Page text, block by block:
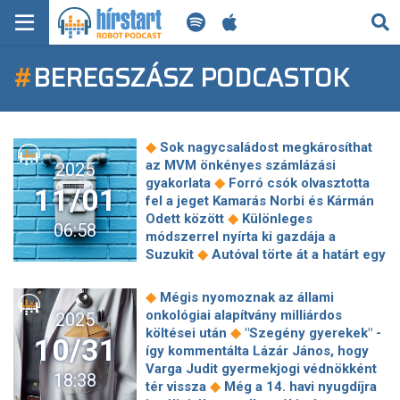
KERESÉS
KEZDŐLAP
FRISS HÍREK
TECH HÍREK
FILM-ZENE-SZÓRAKOZÁS
PLAYLIST
MI AZ A ROBOT PODCAST?
#BEREGSZÁSZ PODCASTOK
2025
11/01
06:58
◆ Sok nagycsaládost megkárosíthat
az MVM önkényes számlázási
gyakorlata ◆ Forró csók olvasztotta
fel a jeget Kamarás Norbi és Kármán
Odett között ◆ Különleges
módszerrel nyírta ki gazdája a
Suzukit ◆ Autóval törte át a határt egy
Magyarországra jusson
◆A hospice
nem a halálról szól ◆
A Fitch Ratings
és az S&P Global Ratings után a
Moody's Ratings is leminősítette
Franciaországot ◆ Magányosan áll az
egykori nógrádi falu temploma ◆
2025
10/31
18:38
◆ Mégis nyomoznak az állami
onkológiai alapítvány milliárdos
költései után ◆ "Szegény gyerekek" -
így kommentálta Lázár János, hogy
Varga Judit gyermekjogi védnökként
tér vissza ◆ Még a 14. havi nyugdíjra